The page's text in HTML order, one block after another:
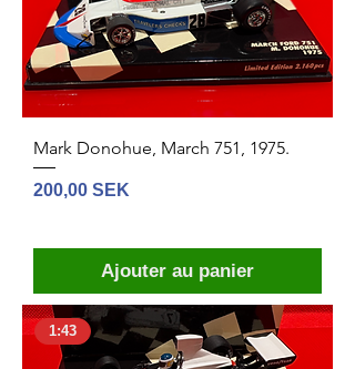
Mark Donohue, March 751, 1975.
Prix
200,00 SEK
Ajouter au panier
1:43